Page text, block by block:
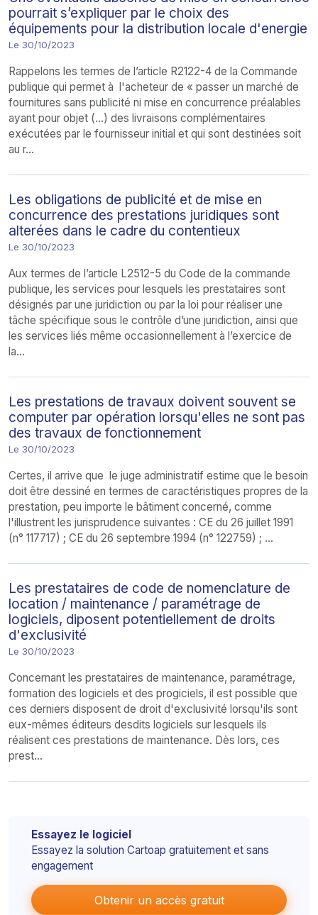
pourrait s’expliquer par le choix des
équipements pour la distribution locale d'energie
Le 30/10/2023
Rappelons les termes de l’article R2122-4 de la Commande
publique qui permet à l'acheteur de « passer un marché de
fournitures sans publicité ni mise en concurrence préalables
ayant pour objet (…) des livraisons complémentaires
exécutées par le fournisseur initial et qui sont destinées soit
au r...
Les obligations de publicité et de mise en
concurrence des prestations juridiques sont
alterées dans le cadre du contentieux
Le 30/10/2023
Aux termes de l’article L2512-5 du Code de la commande
publique, les services pour lesquels les prestataires sont
désignés par une juridiction ou par la loi pour réaliser une
tâche spécifique sous le contrôle d’une juridiction, ainsi que
les services liés même occasionnellement à l’exercice de
la...
Les prestations de travaux doivent souvent se
computer par opération lorsqu'elles ne sont pas
des travaux de fonctionnement
Le 30/10/2023
Certes, il arrive que le juge administratif estime que le besoin
doit être dessiné en termes de caractéristiques propres de la
prestation, peu importe le bâtiment concerné, comme
l'illustrent les jurisprudence suivantes : CE du 26 juillet 1991
(n° 117717) ; CE du 26 septembre 1994 (n° 122759) ; ...
Les prestataires de code de nomenclature de
location / maintenance / paramétrage de
logiciels, diposent potentiellement de droits
d'exclusivité
Le 30/10/2023
Concernant les prestataires de maintenance, paramétrage,
formation des logiciels et des progiciels, il est possible que
ces derniers disposent de droit d'exclusivité lorsqu'ils sont
eux-mêmes éditeurs desdits logiciels sur lesquels ils
réalisent ces prestations de maintenance. Dès lors, ces
prest...
Essayez le logiciel
Essayez la solution Cartoap gratuitement et sans
engagement
Obtenir un accès gratuit